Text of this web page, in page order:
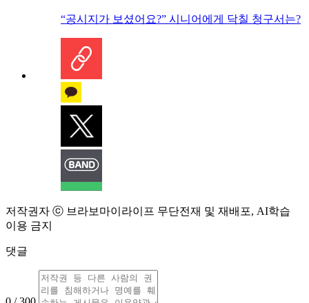
“공시지가 보셨어요?” 시니어에게 닥칠 청구서는?
저작권자 ⓒ 브라보마이라이프 무단전재 및 재배포, AI학습
이용 금지
댓글